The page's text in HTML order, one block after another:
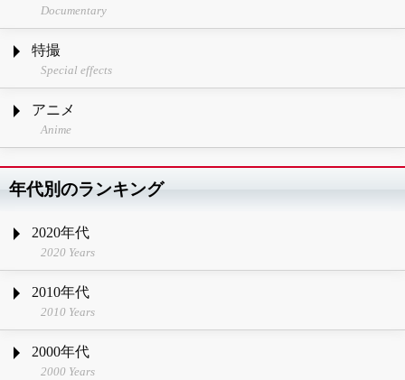
Documentary
特撮
Special effects
アニメ
Anime
年代別のランキング
2020年代
2020 Years
2010年代
2010 Years
2000年代
2000 Years